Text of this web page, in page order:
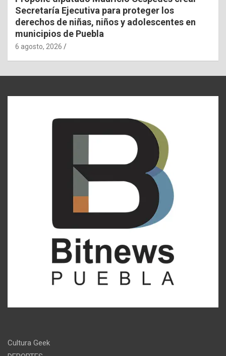
Secretaría Ejecutiva para proteger los
derechos de niñas, niños y adolescentes en
municipios de Puebla
6 agosto, 2026
Cultura Geek